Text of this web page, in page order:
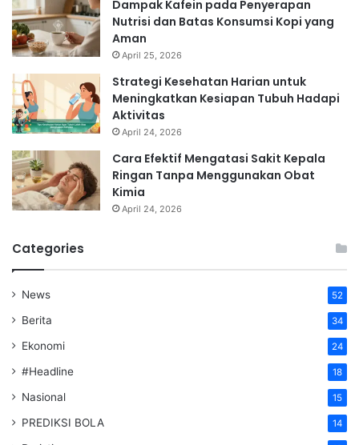
Dampak Kafein pada Penyerapan
Nutrisi dan Batas Konsumsi Kopi yang
Aman
April 25, 2026
Strategi Kesehatan Harian untuk
Meningkatkan Kesiapan Tubuh Hadapi
Aktivitas
April 24, 2026
Cara Efektif Mengatasi Sakit Kepala
Ringan Tanpa Menggunakan Obat
Kimia
April 24, 2026
Categories
News 52
Berita 34
Ekonomi 24
#Headline 18
Nasional 15
PREDIKSI BOLA 14